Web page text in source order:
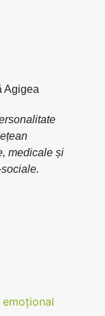
Agigea
medicale și